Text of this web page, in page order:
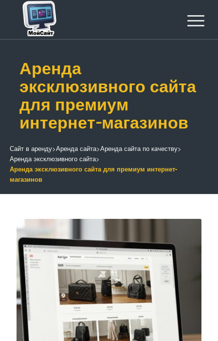
Аренда
эксклюзивного сайта
для премиум
интернет-магазинов
Сайт в аренду>Аренда сайта>Аренда сайта по качеству>
Аренда эксклюзивного сайта>
Аренда эксклюзивного сайта для премиум интернет-
магазинов